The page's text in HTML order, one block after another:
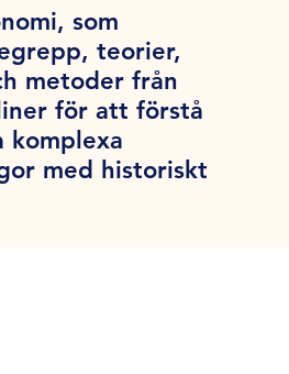
som
teorier,
metoder från
för att förstå
komplexa
med historiskt